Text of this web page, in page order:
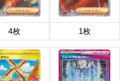
4枚 1枚